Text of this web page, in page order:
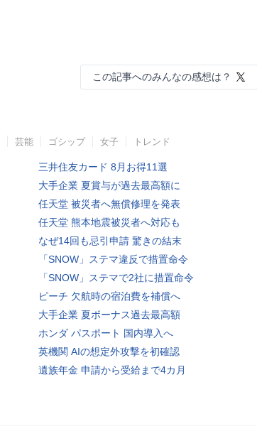
この記事へのみんなの感想は？
芸能 ゴシップ 女子 トレンド
三井住友カード 8月お得11選
大手企業 夏賞与が過去最高額に
任天堂 被災者へ無償修理を発表
任天堂 熊本地震被災者へ対応も
なぜ14回も忌引申請 驚きの結末
「SNOW」ステマ違反で措置命令
「SNOW」ステマで2社に措置命令
ピーチ 欠航時の宿泊費を補償へ
大手企業 夏ボーナス過去最高額
ホンダ パスポート 国内導入へ
英機関 AIの想定外攻撃を初確認
遺族年金 申請から受給まで4カ月